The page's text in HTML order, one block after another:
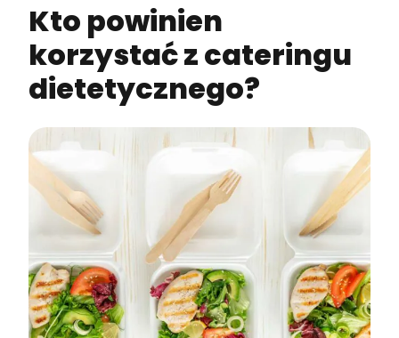
Kto powinien
korzystać z cateringu
dietetycznego?